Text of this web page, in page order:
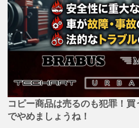
コピー商品は売るのも犯罪！
でやめましょうね！